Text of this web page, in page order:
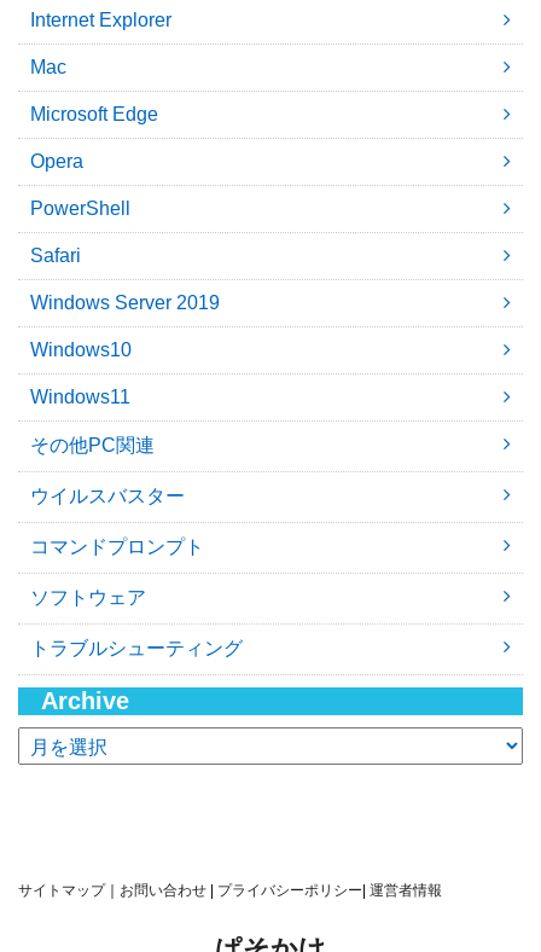
Internet Explorer
Mac
Microsoft Edge
Opera
PowerShell
Safari
Windows Server 2019
Windows10
Windows11
その他PC関連
ウイルスバスター
コマンドプロンプト
ソフトウェア
トラブルシューティング
Archive
ア
ー
サイトマップ｜ お問い合わせ | プライバシーポリシー| 運営者情報